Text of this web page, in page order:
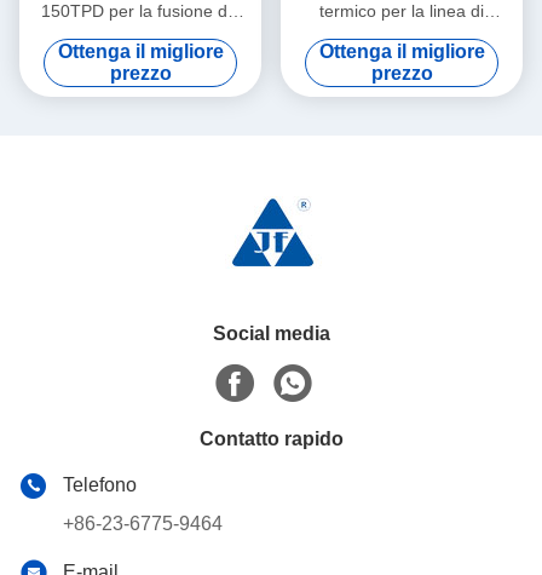
150TPD per la fusione del
vetro in acciaio dolce per la
fusione delle materie prime
Ottenga il migliore
prezzo
termico per la linea di
produzione di vetro
Ottenga il migliore
prezzo
Social media
Contatto rapido
Telefono
+86-23-6775-9464